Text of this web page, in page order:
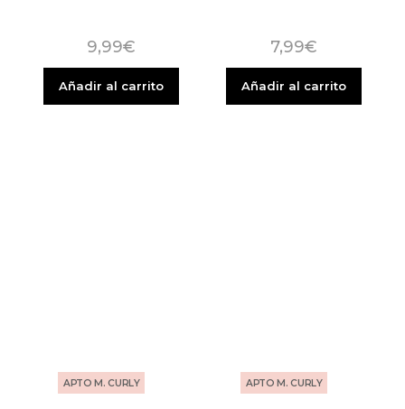
9,99€
Añadir al carrito
7,99€
Añadir al carrito
APTO M. CURLY APTO M. CURLY